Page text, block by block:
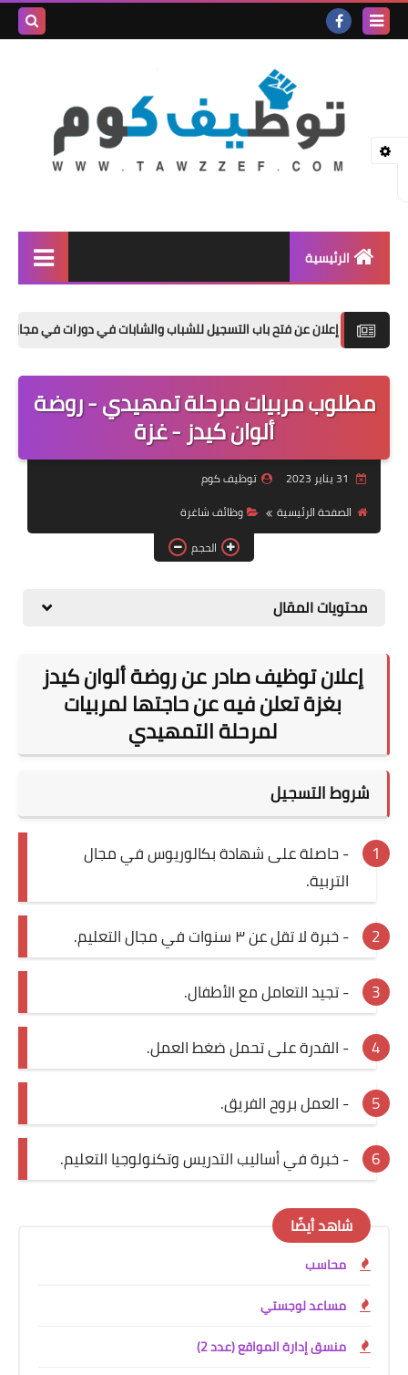
الرئيسية
المنحة الدراسية
اخبار عامة
منوعات
نماذج سيرة ذاتية
إعلان عن فتح باب التسجيل للشباب والشابات في دورات في مجال العمل
مطلوب مربيات مرحلة تمهيدي - روضة
ألوان كيدز - غزة
توظيف كوم
الصفحة الرئيسية
وظائف شاغرة
الحجم
محتويات المقال
إعلان توظيف صادر عن روضة ألوان كيدز
بغزة تعلن فيه عن حاجتها لمربيات
لمرحلة التمهيدي
شروط التسجيل
- حاصلة على شهادة بكالوريوس في مجال
التربية.
- خبرة لا تقل عن ٣ سنوات في مجال التعليم.
- تجيد التعامل مع الأطفال.
- القدرة على تحمل ضغط العمل.
- العمل بروح الفريق.
- خبرة في أساليب التدريس وتكنولوجيا التعليم.
شاهد أيضًا
محاسب
مساعد لوجستي
منسق إدارة المواقع (عدد 2)